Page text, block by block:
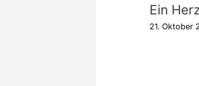
Ein
21. Oktober
Ein
Herz